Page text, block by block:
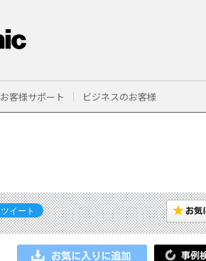
お客様サポート ビジネスのお客様